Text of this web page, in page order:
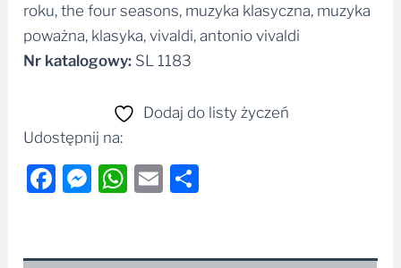
roku, the four seasons, muzyka klasyczna, muzyka
poważna, klasyka, vivaldi, antonio vivaldi
Nr katalogowy: SL 1183
Dodaj do listy życzeń
Udostępnij na:
Facebook
Messenger
WhatsApp
Email